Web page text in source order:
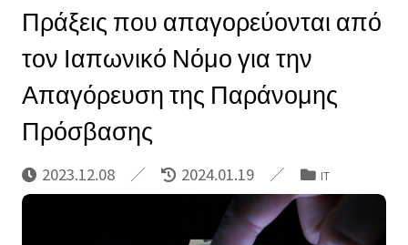
Πράξεις που απαγορεύονται από
τον Ιαπωνικό Νόμο για την
Απαγόρευση της Παράνομης
Πρόσβασης
2023.12.08 2024.01.19 IT